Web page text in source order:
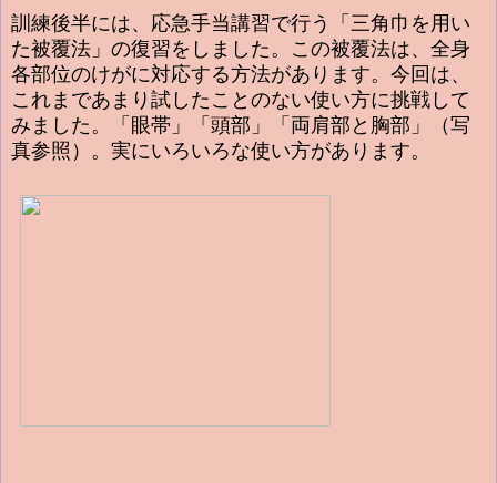
訓練後半には、応急手当講習で行う「三角巾を用い
た被覆法」の復習をしました。この被覆法は、全身
各部位のけがに対応する方法があります。今回は、
これまであまり試したことのない使い方に挑戦して
みました。「眼帯」「頭部」「両肩部と胸部」（写
真参照）。実にいろいろな使い方があります。